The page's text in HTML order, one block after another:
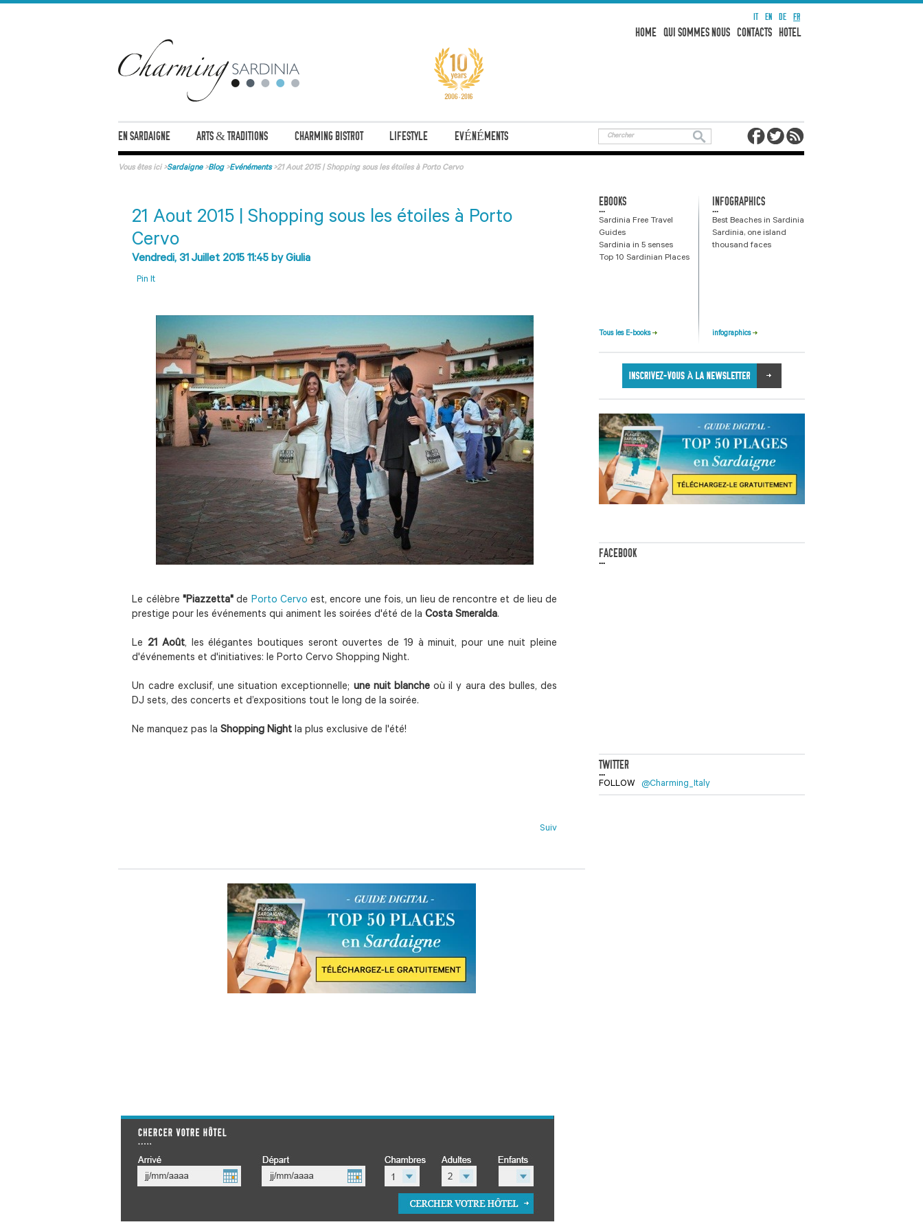
IT EN DE FR
HOME QUI SOMMES NOUS CONTACTS HOTEL
EN SARDAIGNE ARTS & TRADITIONS CHARMING BISTROT LIFESTYLE EVÉNÉMENTS
Vous êtes ici>Sardaigne>Blog>Evénéments>21 Aout 2015 | Shopping sous les étoiles à Porto Cervo
21 Aout 2015 | Shopping sous les étoiles à Porto
Cervo
Vendredi, 31 Juillet 2015 11:45byGiulia
Pin It
Le célèbre "Piazzetta"de Porto Cervo est, encore une fois, un lieu de rencontre et de lieu de
prestige pour les événements qui animent les soirées d'été de laCosta Smeralda.
Le 21 Août, les élégantes boutiques seront ouvertes de 19 à minuit, pour une nuit pleine
d'événements et d'initiatives: le Porto Cervo Shopping Night.
Un cadre exclusif, une situation exceptionnelle; une nuit blancheoù il y aura des bulles, des
DJ sets, des concerts et d’expositions tout le long de la soirée.
Ne manquez pas laShopping Nightla plus exclusive de l'été!
Suiv
EBOOKS
...
Sardinia Free Travel
Guides
Sardinia in 5 senses
Top 10 Sardinian Places
Tous les E-books
INFOGRAPHICS
...
Best Beaches in Sardinia
Sardinia, one island
thousand faces
infographics
FACEBOOK
...
TWITTER
...
FOLLOW @Charming_Italy